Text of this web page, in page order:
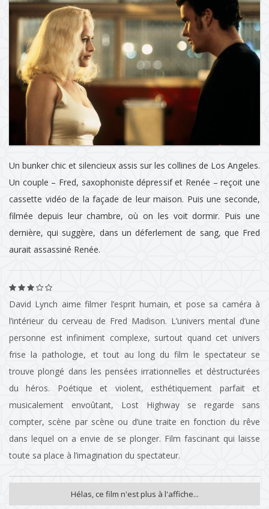
Un bunker chic et silencieux assis sur les collines de Los Angeles.
Un couple – Fred, saxophoniste dépressif et Renée – reçoit une
cassette vidéo de la façade de leur maison. Puis une seconde,
filmée depuis leur chambre, où on les voit dormir. Puis une
dernière, qui suggère, dans un déferlement de sang, que Fred
aurait assassiné Renée. ­
David Lynch aime filmer l’esprit humain, et pose sa caméra à
l’intérieur du cerveau de Fred Madison. L’univers mental d’une
personne est infiniment complexe, surtout quand cet univers
frise la pathologie, et tout au long du film le spectateur se
trouve plongé dans les pensées irrationnelles et déstructurées
du héros. Poétique et violent, esthétiquement parfait et
musicalement envoûtant, Lost Highway se regarde sans
compter, scène par scène ou d’une traite en fonction du rêve
dans lequel on a envie de se plonger. Film fascinant qui laisse
toute sa place à l’imagination du spectateur.
Hélas, ce film n'est plus à l'affiche...